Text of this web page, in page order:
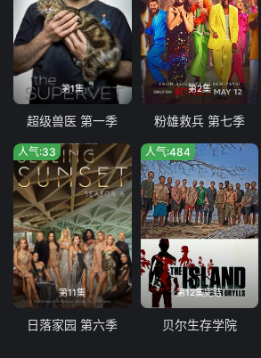
第1集
超级兽医 第一季
第2集
粉雄救兵 第七季
第11集
人气:33
日落家园 第六季
第12集完结
人气:484
贝尔生存学院